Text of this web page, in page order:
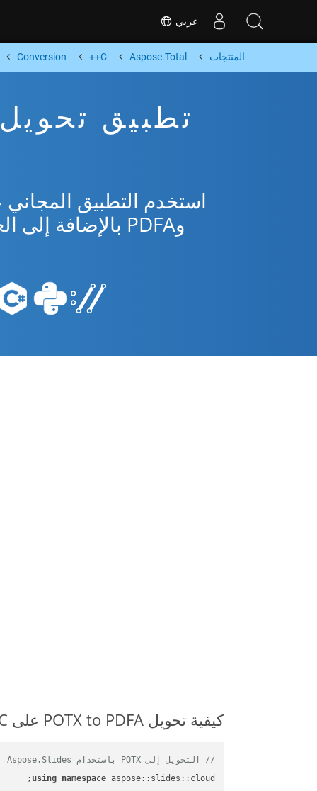
عربي
المنتجات Aspose.Total
C++
Conversion
وPDFA بالإضافة إلى العديد من التنسيقات الشائعة من Microsoft
كيفية تحويل POTX to PDFA على C++: مثال للتعليمات البرمجية خطوة بخطوة
// التحويل إلى POTX باستخدام Aspose.Slides
using namespace